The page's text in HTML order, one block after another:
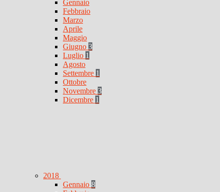
Gennaio
Febbraio
Marzo
Aprile
Maggio
Giugno 3
Luglio 1
Agosto
Settembre 1
Ottobre
Novembre 3
Dicembre 1
2018
Gennaio 8